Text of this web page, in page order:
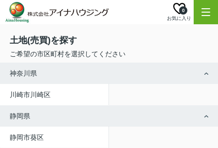
お気に入り
0
土地(売買)を探す
ご希望の市区町村を選択してください
神奈川県
川崎市川崎区
静岡県
静岡市葵区